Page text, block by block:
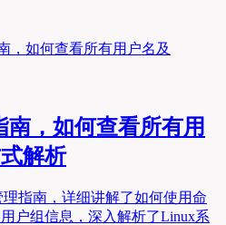
南，如何查看所有用
解析
指南，详细讲解了如何使用命
户组信息，深入解析了Linux系